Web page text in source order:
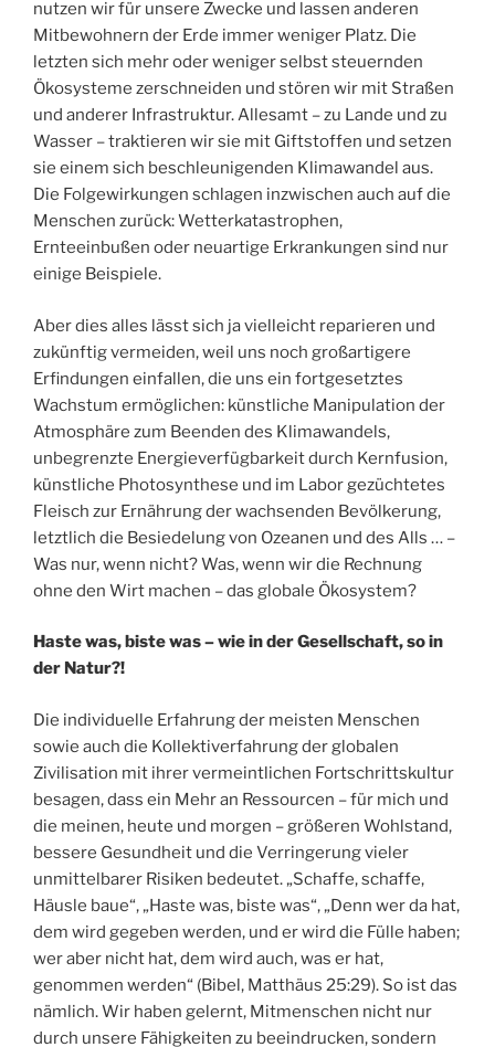
nutzen wir für unsere Zwecke und lassen anderen
Mitbewohnern der Erde immer weniger Platz. Die
letzten sich mehr oder weniger selbst steuernden
Ökosysteme zerschneiden und stören wir mit Straßen
und anderer Infrastruktur. Allesamt – zu Lande und zu
Wasser – traktieren wir sie mit Giftstoffen und setzen
sie einem sich beschleunigenden Klimawandel aus.
Die Folgewirkungen schlagen inzwischen auch auf die
Menschen zurück: Wetterkatastrophen,
Ernteeinbußen oder neuartige Erkrankungen sind nur
einige Beispiele.
Aber dies alles lässt sich ja vielleicht reparieren und
zukünftig vermeiden, weil uns noch großartigere
Erfindungen einfallen, die uns ein fortgesetztes
Wachstum ermöglichen: künstliche Manipulation der
Atmosphäre zum Beenden des Klimawandels,
unbegrenzte Energieverfügbarkeit durch Kernfusion,
künstliche Photosynthese und im Labor gezüchtetes
Fleisch zur Ernährung der wachsenden Bevölkerung,
letztlich die Besiedelung von Ozeanen und des Alls … –
Was nur, wenn nicht? Was, wenn wir die Rechnung
ohne den Wirt machen – das globale Ökosystem?
Haste was, biste was – wie in der Gesellschaft, so in
der Natur?!
Die individuelle Erfahrung der meisten Menschen
sowie auch die Kollektiverfahrung der globalen
Zivilisation mit ihrer vermeintlichen Fortschrittskultur
besagen, dass ein Mehr an Ressourcen – für mich und
die meinen, heute und morgen – größeren Wohlstand,
bessere Gesundheit und die Verringerung vieler
unmittelbarer Risiken bedeutet. „Schaffe, schaffe,
Häusle baue“, „Haste was, biste was“, „Denn wer da hat,
dem wird gegeben werden, und er wird die Fülle haben;
wer aber nicht hat, dem wird auch, was er hat,
genommen werden“ (Bibel, Matthäus 25:29). So ist das
nämlich. Wir haben gelernt, Mitmenschen nicht nur
durch unsere Fähigkeiten zu beeindrucken, sondern